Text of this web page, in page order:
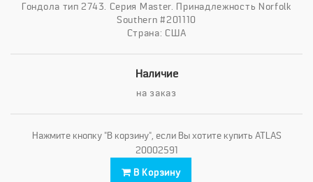
Гондола тип 2743. Серия Master. Принадлежность Norfolk
Southern #201110
Страна: США
Наличие
на заказ
Нажмите кнопку "В корзину", если Вы хотите купить ATLAS
20002591
В Корзину